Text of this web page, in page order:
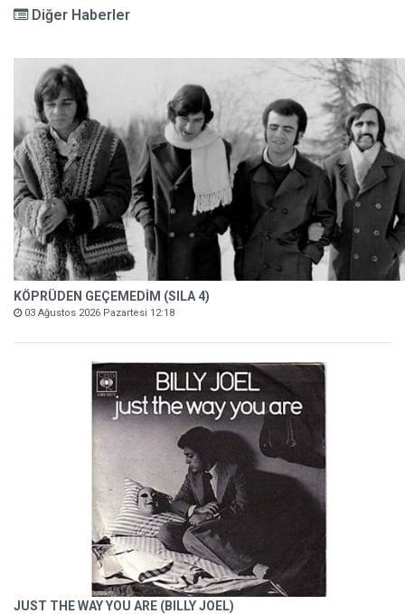
Diğer Haberler
KÖPRÜDEN GEÇEMEDİM (SILA 4)
03 Ağustos 2026 Pazartesi 12:18
JUST THE WAY YOU ARE (BILLY JOEL)